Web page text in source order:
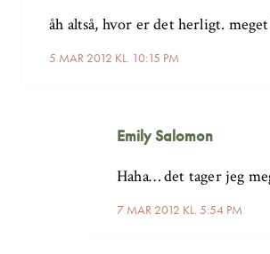
5 MAR 2012 KL. 10:15 PM
åh altså, hvor er det herligt.
Emily Salomon
7 MAR 2012 KL. 5:54 PM
Haha… det tager jeg